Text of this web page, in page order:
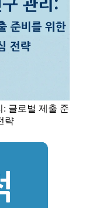
글로벌 제출 준
략